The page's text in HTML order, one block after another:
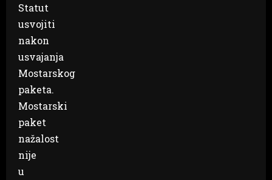
Statut
usvojiti
nakon
usvajanja
Mostarskog
paketa.
Mostarski
paket
nažalost
nije
u